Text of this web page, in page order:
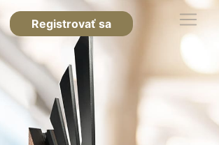
Registrovať sa